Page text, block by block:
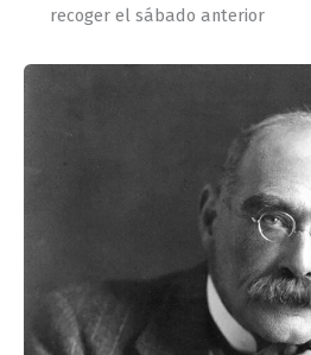
recoger el sábado anterior